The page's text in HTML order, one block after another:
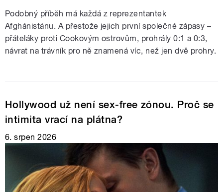
Podobný příběh má každá z reprezentantek
Afghánistánu. A přestože jejich první společné zápasy –
přáteláky proti Cookovým ostrovům, prohrály 0:1 a 0:3,
návrat na trávník pro ně znamená víc, než jen dvě prohry.
Hollywood už není sex-free zónou. Proč se
intimita vrací na plátna?
6. srpen 2026